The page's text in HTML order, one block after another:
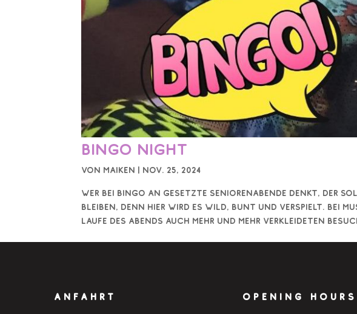
Bingo Night
von Maiken | Nov. 25, 2024
Wer bei Bingo an gesetzte Seniorenabende denkt, der
bleiben, denn hier wird es wild, bunt und verspielt. Bei
Laufe des Abends auch mehr und mehr verkleideten
ANFAHRT OPENING HOURS